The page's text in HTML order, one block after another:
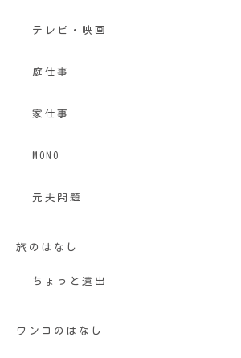
テレビ・映画
庭仕事
家仕事
MONO
元夫問題
旅のはなし
ちょっと遠出
ワンコのはなし